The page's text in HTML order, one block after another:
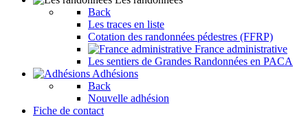
Back
Les traces en liste
Cotation des randonnées pédestres (FFRP)
France administrative
Les sentiers de Grandes Randonnées en PACA
Adhésions
Back
Nouvelle adhésion
Fiche de contact